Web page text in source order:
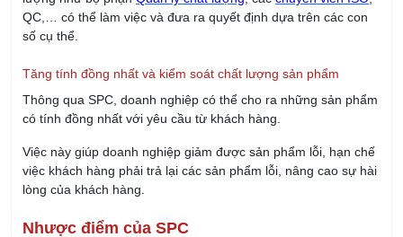
Thông qua SPC, doanh nghiệp có thể cho ra những sản phẩm
có tính đồng nhất với yêu cầu từ khách hàng.
Việc này giúp doanh nghiệp giảm được sản phẩm lỗi, hạn chế
lòng của khách hàng.
Nhược điểm của SPC
Bên cạnh những ưu điểm trên thì việc triển khai SPC cũng
tiềm ẩn những nhược điểm như sau.
Tốn thời gian để áp dụng